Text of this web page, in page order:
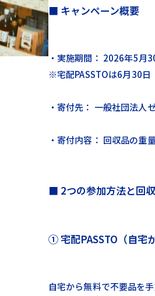
■ キャンペーン概要
・実施期間： 2026年5月
※宅配PASSTOは6月30日
・寄付先： 一般社団法人
・寄付内容： 回収品の重
■ 2つの参加方法と回
① 宅配PASSTO（自宅
自宅から無料で不要品を